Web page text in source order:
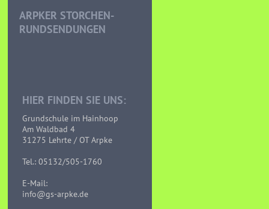
ARPKER STORCHEN-
RUNDSENDUNGEN
HIER FINDEN SIE UNS:
Grundschule im Hainhoop
Am Waldbad 4
31275 Lehrte / OT Arpke
Tel.: 05132/505-1760
E-Mail:
info@gs-arpke.de